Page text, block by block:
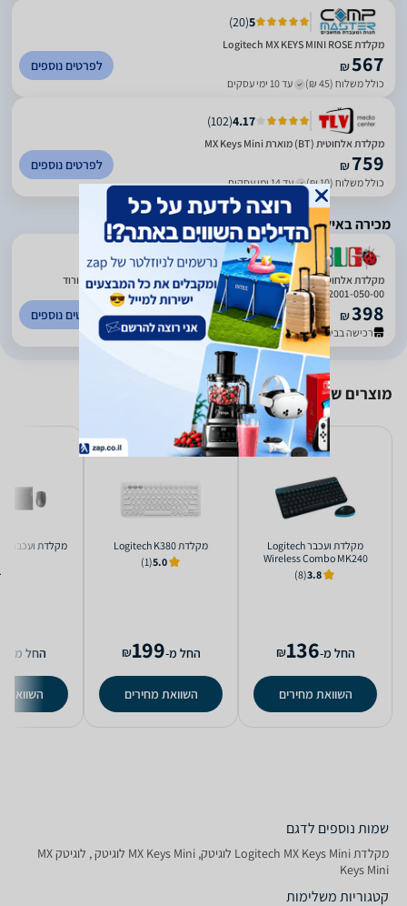
5
(
20
)
מקלדת Logitech MX KEYS MINI ROSE
₪567
כולל משלוח (45 ₪) עד 10 ימי עסקים
לפרטים נוספים
4.17
(
102
)
מקלדת אלחוטית (BT) מוארת MX Keys Mini
₪759
כולל משלוח (10 ₪) עד 14 ימי עסקים
לפרטים נוספים
מכירה באילת בלבד
2.59
(
658
)
מקלדת אלחוטית (BT) מוארת MX Keys Mini לוג'יטק - Logitech Logitech ורוד
92001-050-00
₪398
רכישה בבית העסק
לפרטים נוספים
מוצרים שאולי יעניינו אותך
‏מקלדת ועכבר Logitech
Wireless Combo MK240
3.8
(8)
החל מ-136
₪
השוואת מחירים
‏מקלדת Logitech K380
5.0
(1)
החל מ-199
₪
השוואת מחירים
‏מקלדת ועכבר RAPOO 8210M
החל מ-
השוואת
שמות נוספים לדגם
‏מקלדת Logitech MX Keys Mini לוגיטק, MX Keys Mini לוגיטק , לוגיטק MX
Keys Mini
קטגוריות משלימות